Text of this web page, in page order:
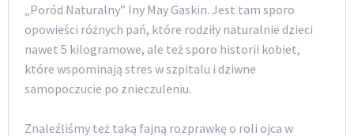
„Poród Naturalny” Iny May Gaskin. Jest tam sporo
opowieści różnych pań, które rodziły naturalnie dzieci
nawet 5 kilogramowe, ale też sporo historii kobiet,
które wspominają stres w szpitalu i dziwne
samopoczucie po znieczuleniu.
Znaleźliśmy też taką fajną rozprawkę o roli ojca w